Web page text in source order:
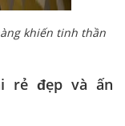
khiến tinh thần
rẻ đẹp và ấn